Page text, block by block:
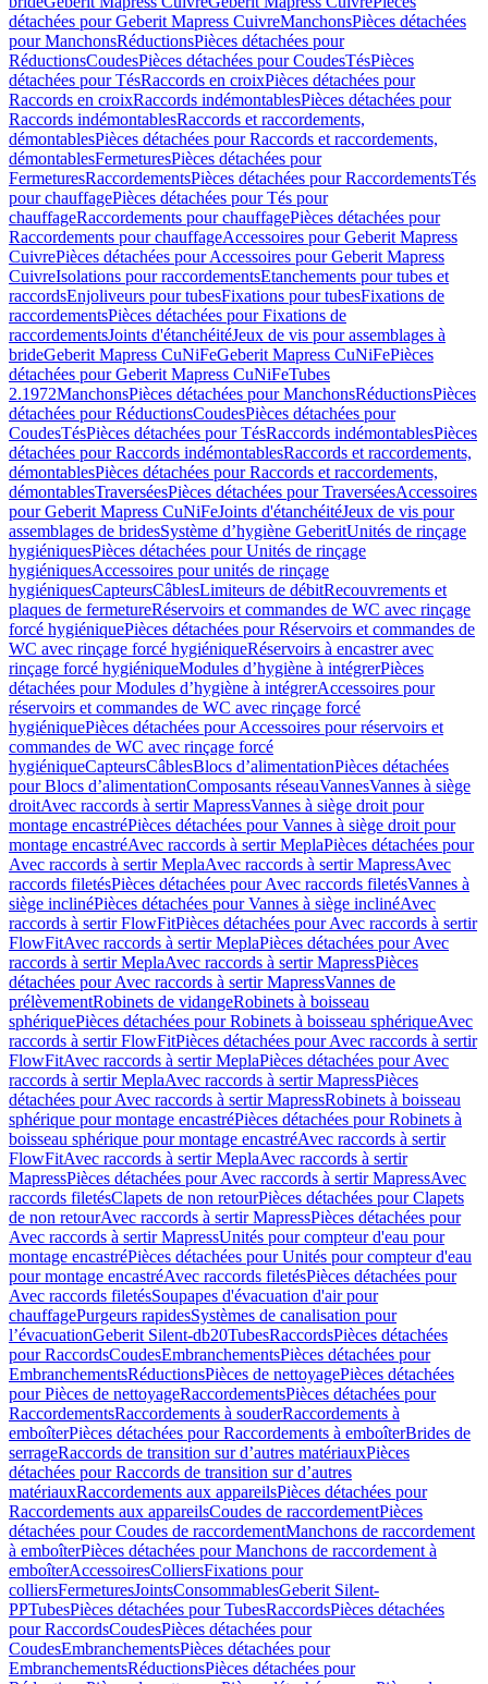
détachées pour Geberit Mapress CuivreManchonsPièces détachées
pour ManchonsRéductionsPièces détachées pour
RéductionsCoudesPièces détachées pour CoudesTésPièces
détachées pour TésRaccords en croixPièces détachées pour
Raccords en croixRaccords indémontablesPièces détachées pour
Raccords indémontablesRaccords et raccordements,
démontablesPièces détachées pour Raccords et raccordements,
démontablesFermeturesPièces détachées pour
FermeturesRaccordementsPièces détachées pour RaccordementsTés
pour chauffagePièces détachées pour Tés pour
chauffageRaccordements pour chauffagePièces détachées pour
Raccordements pour chauffageAccessoires pour Geberit Mapress
CuivrePièces détachées pour Accessoires pour Geberit Mapress
CuivreIsolations pour raccordementsEtanchements pour tubes et
raccordsEnjoliveurs pour tubesFixations pour tubesFixations de
raccordementsPièces détachées pour Fixations de
raccordementsJoints d'étanchéitéJeux de vis pour assemblages à
brideGeberit Mapress CuNiFeGeberit Mapress CuNiFePièces
détachées pour Geberit Mapress CuNiFeTubes
2.1972ManchonsPièces détachées pour ManchonsRéductionsPièces
détachées pour RéductionsCoudesPièces détachées pour
CoudesTésPièces détachées pour TésRaccords indémontablesPièces
détachées pour Raccords indémontablesRaccords et raccordements,
démontablesPièces détachées pour Raccords et raccordements,
démontablesTraverséesPièces détachées pour TraverséesAccessoires
pour Geberit Mapress CuNiFeJoints d'étanchéitéJeux de vis pour
assemblages de bridesSystème d’hygiène GeberitUnités de rinçage
hygiéniquesPièces détachées pour Unités de rinçage
hygiéniquesAccessoires pour unités de rinçage
hygiéniquesCapteursCâblesLimiteurs de débitRecouvrements et
plaques de fermetureRéservoirs et commandes de WC avec rinçage
forcé hygiéniquePièces détachées pour Réservoirs et commandes de
WC avec rinçage forcé hygiéniqueRéservoirs à encastrer avec
rinçage forcé hygiéniqueModules d’hygiène à intégrerPièces
détachées pour Modules d’hygiène à intégrerAccessoires pour
réservoirs et commandes de WC avec rinçage forcé
hygiéniquePièces détachées pour Accessoires pour réservoirs et
commandes de WC avec rinçage forcé
hygiéniqueCapteursCâblesBlocs d’alimentationPièces détachées
pour Blocs d’alimentationComposants réseauVannesVannes à siège
droitAvec raccords à sertir MapressVannes à siège droit pour
montage encastréPièces détachées pour Vannes à siège droit pour
montage encastréAvec raccords à sertir MeplaPièces détachées pour
Avec raccords à sertir MeplaAvec raccords à sertir MapressAvec
raccords filetésPièces détachées pour Avec raccords filetésVannes à
siège inclinéPièces détachées pour Vannes à siège inclinéAvec
raccords à sertir FlowFitPièces détachées pour Avec raccords à sertir
FlowFitAvec raccords à sertir MeplaPièces détachées pour Avec
raccords à sertir MeplaAvec raccords à sertir MapressPièces
détachées pour Avec raccords à sertir MapressVannes de
prélèvementRobinets de vidangeRobinets à boisseau
sphériquePièces détachées pour Robinets à boisseau sphériqueAvec
raccords à sertir FlowFitPièces détachées pour Avec raccords à sertir
FlowFitAvec raccords à sertir MeplaPièces détachées pour Avec
raccords à sertir MeplaAvec raccords à sertir MapressPièces
détachées pour Avec raccords à sertir MapressRobinets à boisseau
sphérique pour montage encastréPièces détachées pour Robinets à
boisseau sphérique pour montage encastréAvec raccords à sertir
FlowFitAvec raccords à sertir MeplaAvec raccords à sertir
MapressPièces détachées pour Avec raccords à sertir MapressAvec
raccords filetésClapets de non retourPièces détachées pour Clapets
de non retourAvec raccords à sertir MapressPièces détachées pour
Avec raccords à sertir MapressUnités pour compteur d'eau pour
montage encastréPièces détachées pour Unités pour compteur d'eau
pour montage encastréAvec raccords filetésPièces détachées pour
Avec raccords filetésSoupapes d'évacuation d'air pour
chauffagePurgeurs rapidesSystèmes de canalisation pour
l’évacuationGeberit Silent-db20TubesRaccordsPièces détachées
pour RaccordsCoudesEmbranchementsPièces détachées pour
EmbranchementsRéductionsPièces de nettoyagePièces détachées
pour Pièces de nettoyageRaccordementsPièces détachées pour
RaccordementsRaccordements à souderRaccordements à
emboîterPièces détachées pour Raccordements à emboîterBrides de
serrageRaccords de transition sur d’autres matériauxPièces
détachées pour Raccords de transition sur d’autres
matériauxRaccordements aux appareilsPièces détachées pour
Raccordements aux appareilsCoudes de raccordementPièces
détachées pour Coudes de raccordementManchons de raccordement
à emboîterPièces détachées pour Manchons de raccordement à
emboîterAccessoiresColliersFixations pour
colliersFermeturesJointsConsommablesGeberit Silent-
PPTubesPièces détachées pour TubesRaccordsPièces détachées
pour RaccordsCoudesPièces détachées pour
CoudesEmbranchementsPièces détachées pour
EmbranchementsRéductionsPièces détachées pour